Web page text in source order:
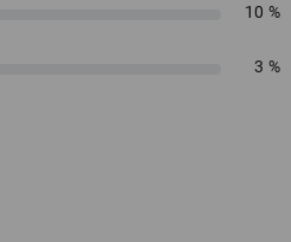
10 %
3 %